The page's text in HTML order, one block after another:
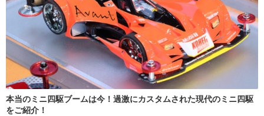
本当のミニ四駆ブームは今！過激にカスタムされた現代のミニ四駆
をご紹介！